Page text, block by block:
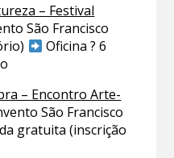
– Festival
São Francisco
Oficina ? 6
– Encontro Arte-
São Francisco
gratuita (inscrição